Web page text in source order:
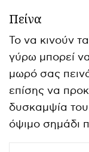
Πείνα
Το να κινούν
γύρω μπορεί
μωρό σας
επίσης να
δυσκαμψία
όψιμο σημάδι